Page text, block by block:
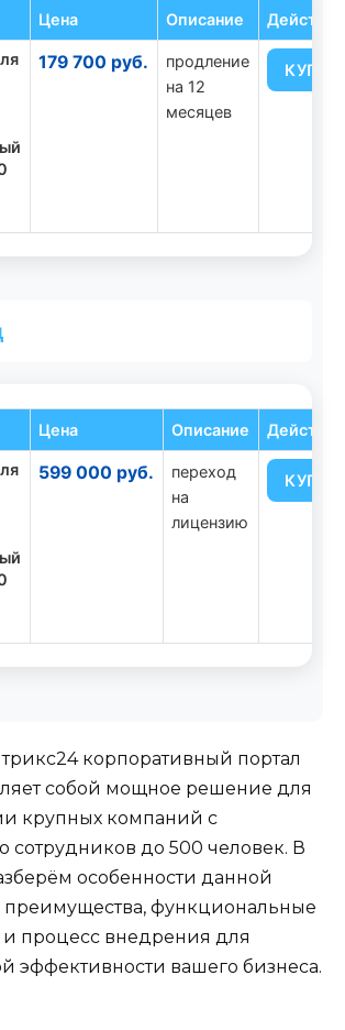
Цена Описание Действие
179 700 руб.
продление
на 12
месяцев
Цена Описание Действие
599 000 руб.
переход
на
лицензию
корпоративный портал
собой мощное решение для
крупных компаний с
сотрудников до 500 человек. В
особенности данной
функциональные
процесс внедрения для
эффективности вашего бизнеса.